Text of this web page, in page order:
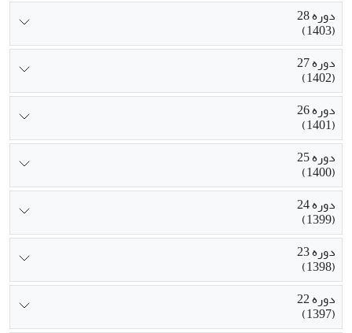
دوره 28
(1403)
دوره 27
(1402)
دوره 26
(1401)
دوره 25
(1400)
دوره 24
(1399)
دوره 23
(1398)
دوره 22
(1397)